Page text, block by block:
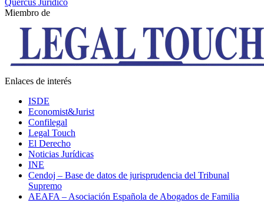
Miembro de
Enlaces de interés
ISDE
Economist&Jurist
Confilegal
Legal Touch
El Derecho
Noticias Jurídicas
INE
Cendoj – Base de datos de jurisprudencia del Tribunal
Supremo
AEAFA – Asociación Española de Abogados de Familia